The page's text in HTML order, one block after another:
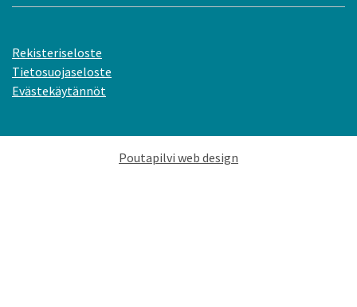
Rekisteriseloste
Tietosuojaseloste
Evästekäytännöt
Poutapilvi web design